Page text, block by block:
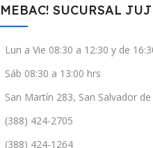
MEBAC! SUCURSAL
Lun a Vie 08:30 a 12:30 y de
Sáb 08:30 a 13:00 hrs
San Martín 283, San Salvador de
(388) 424-2705
(388) 424-1264